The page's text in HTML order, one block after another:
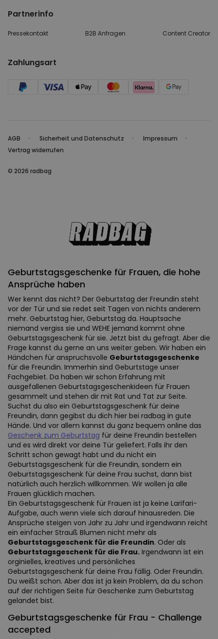
Partnerinfo
Pressekontakt B2B Anfragen Content Creator
Zahlungsart
AGB Sicherheit und Datenschutz
Impressum
Vertrag widerrufen
© 2026 radbag
Geburtstagsgeschenke für Frauen, die hohe
Ansprüche haben
Wer kennt das nicht? Der Geburtstag der Freundin steht
vor der Tür und sie redet seit Tagen von nichts anderem
mehr. Geburtstag hier, Geburtstag da. Hauptsache
niemand vergiss sie und WEHE jemand kommt ohne
Geburtstagsgeschenk für sie. Jetzt bist du gefragt. Aber die
Frage kannst du gerne an uns weiter geben. Wir haben ein
Händchen für anspruchsvolle Geburtstagsgeschenke
für die Freundin. Immerhin sind Geburtstage unser
Fachgebiet. Da haben wir schon Erfahrung mit
ausgefallenen Geburtstagsgeschenkideen für Frauen
gesammelt und stehen dir mit Rat und Tat zur Seite.
Suchst du also ein Geburtstagsgeschenk für deine
Freundin, dann gegibst du dich hier bei radbag in gute
Hände. Und vor allem kannst du ganz bequem online das
Geschenk zum Geburtstag für deine Freundin bestellen
und es wird direkt vor deine Tür geliefert. Falls ihr den
Schritt schon gewagt habt und du nicht ein
Geburtstagsgeschenk für die Freundin, sondern ein
Geburtstagsgeschenk für deine Frau suchst, dann bist
natürlich auch herzlich willkommen. Wir wollen ja alle
Frauen glücklich machen.
Ein Geburtstagsgeschenk für Frauen ist ja keine Larifari-
Aufgabe, auch wenn viele sich darauf hinausreden. Die
Ansprüche steigen von Jahr zu Jahr und irgendwann reicht
ein einfacher Strauß Blumen nicht mehr als
Geburtstagsgeschenk für die Freundin. Oder als
Geburtstagsgeschenk für die Frau. Irgendwann ist ein
orginielles, kreatives und persönliches
Geburtstagsgeschenk für deine Frau fällig. Oder Freundin.
Du weißt schon. Aber das ist ja kein Problem, da du schon
auf der richtigen Seite für Geschenke zum Geburtstag
gelandet bist.
Geburtstagsgeschenke für Frau - Challenge
accepted